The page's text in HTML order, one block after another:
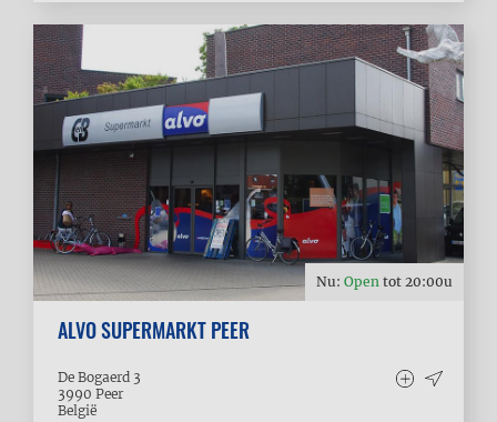
Nu: Open tot 20:00u
ALVO SUPERMARKT PEER
De Bogaerd 3
3990 Peer
België